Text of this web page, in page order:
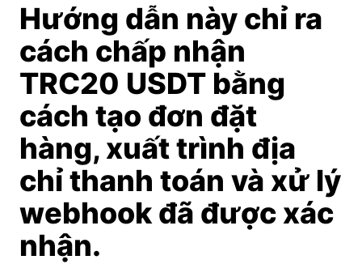
Hướng dẫn này chỉ ra
cách chấp nhận
TRC20 USDT bằng
cách tạo đơn đặt
hàng, xuất trình địa
chỉ thanh toán và xử lý
webhook đã được xác
nhận.